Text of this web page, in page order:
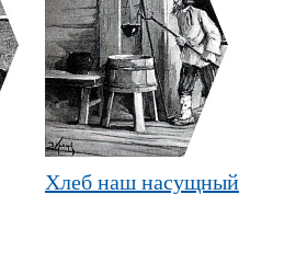
Хлеб наш насущный